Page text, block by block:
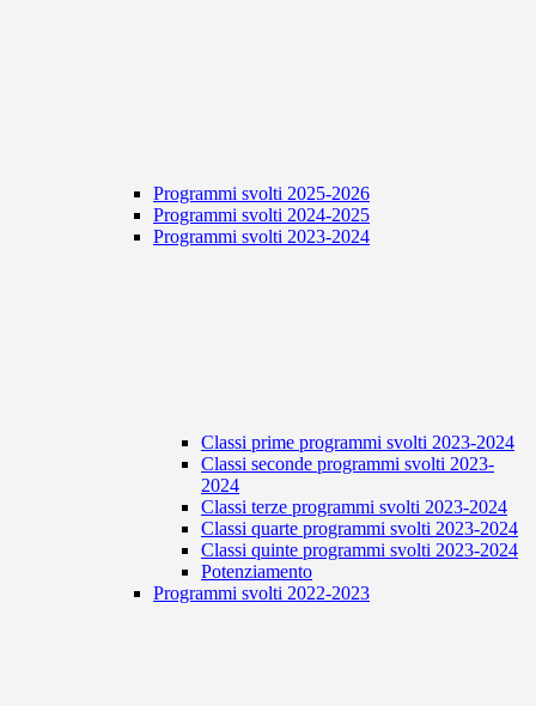
Programmi svolti 2025-2026
Programmi svolti 2024-2025
Programmi svolti 2023-2024
Classi prime programmi svolti 2023-2024
Classi seconde programmi svolti 2023-
2024
Classi terze programmi svolti 2023-2024
Classi quarte programmi svolti 2023-2024
Classi quinte programmi svolti 2023-2024
Potenziamento
Programmi svolti 2022-2023